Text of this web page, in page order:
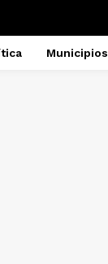
Municipios